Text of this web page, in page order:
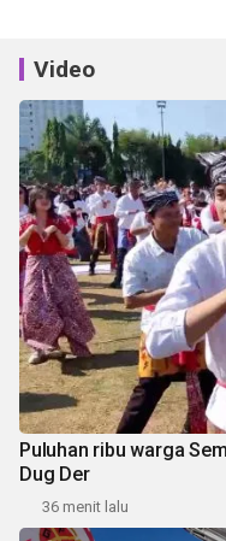
Video
Puluhan ribu warga
Dug Der
36 menit lalu